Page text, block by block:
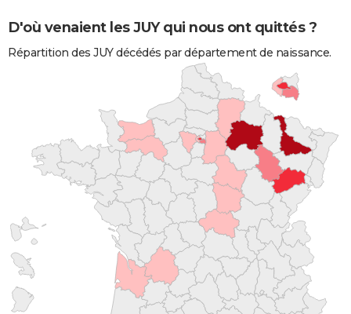
D'où venaient les JUY qui nous ont quittés ?
Répartition des JUY décédés par département de naissance.